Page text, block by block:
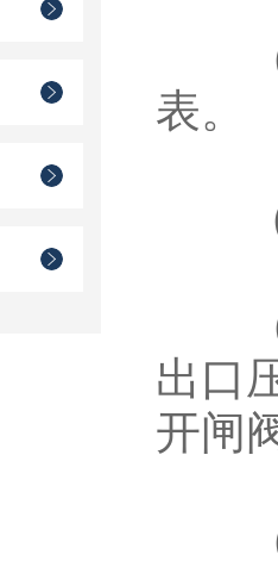
（4
表。
（5
（6
出口
开闸
（7